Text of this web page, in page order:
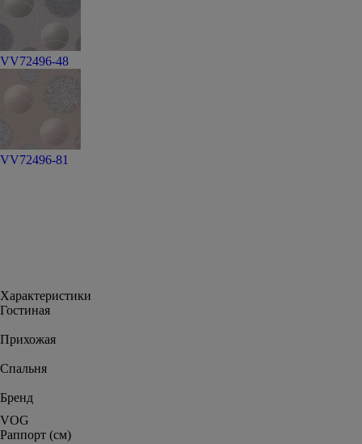
VV72496-48
VV72496-81
Характеристики
Гостиная
Прихожая
Спальня
Бренд
VOG
Раппорт (см)